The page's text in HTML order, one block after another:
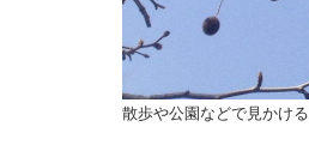
散歩や公園などで見かけ